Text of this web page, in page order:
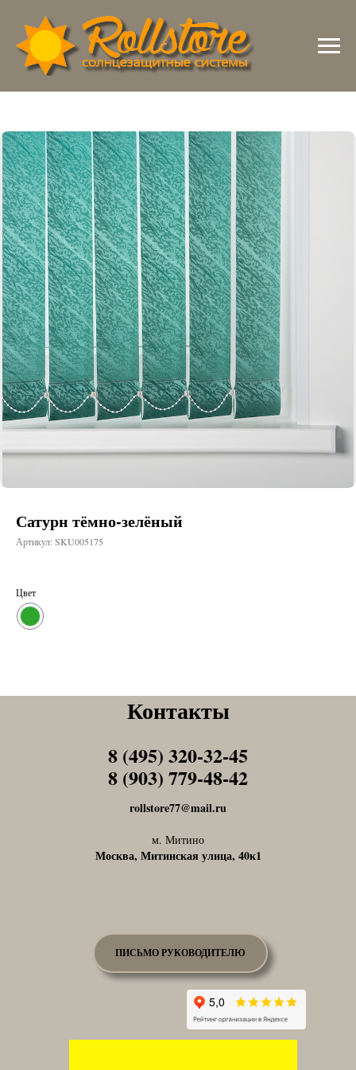
Сатурн тёмно-зелёный
Артикул: SKU005175
Цвет
Контакты
rollstore77@mail.ru
м. Митино
Москва, Митинская улица, 40к1
8 (495) 320-32-45
8 (903) 779-48-42
Tel1
Tel1
ПИСЬМО РУКОВОДИТЕЛЮ